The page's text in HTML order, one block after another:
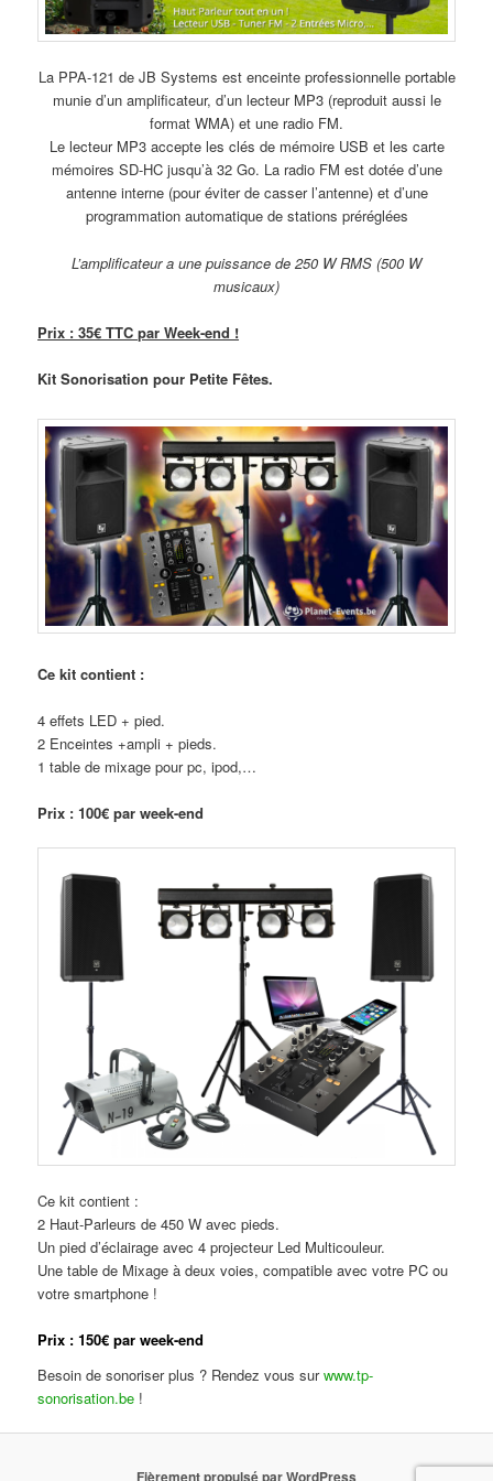
La PPA-121 de JB Systems est enceinte professionnelle portable
munie d’un amplificateur, d’un lecteur MP3 (reproduit aussi le
format WMA) et une radio FM.
Le lecteur MP3 accepte les clés de mémoire USB et les carte
mémoires SD-HC jusqu’à 32 Go. La radio FM est dotée d’une
antenne interne (pour éviter de casser l’antenne) et d’une
programmation automatique de stations préréglées
L’amplificateur a une puissance de 250 W RMS (500 W
musicaux)
Prix : 35€ TTC par Week-end !
Kit Sonorisation pour Petite Fêtes.
Ce kit contient :
4 effets LED + pied.
2 Enceintes +ampli + pieds.
1 table de mixage pour pc, ipod,…
Prix : 100€ par week-end
Ce kit contient :
2 Haut-Parleurs de 450 W avec pieds.
Un pied d’éclairage avec 4 projecteur Led Multicouleur.
Une table de Mixage à deux voies, compatible avec votre PC ou
votre smartphone !
Prix : 150€ par week-end
Besoin de sonoriser plus ? Rendez vous surwww.tp-
sonorisation.be !
Fièrement propulsé par WordPress